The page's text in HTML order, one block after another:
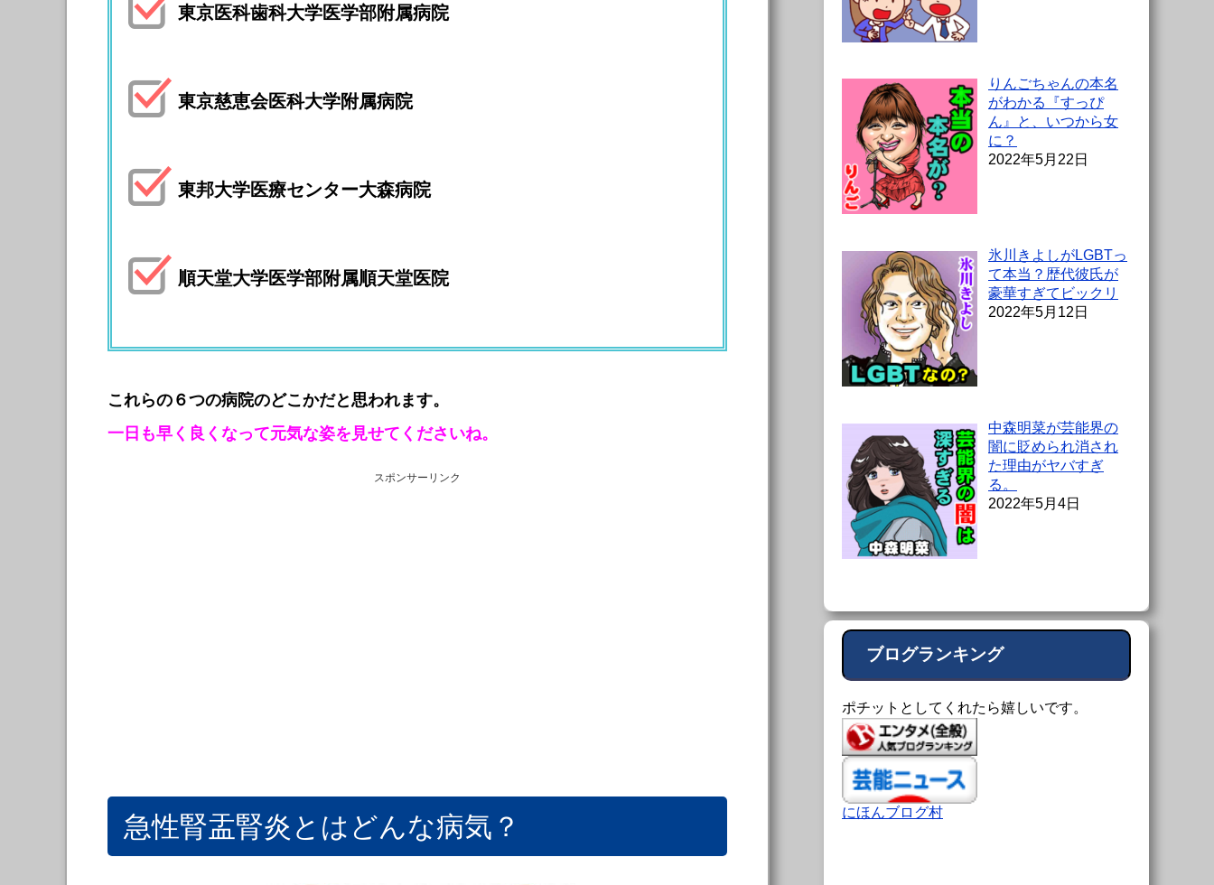
東京医科歯科大学医学部附属病院
東京慈恵会医科大学附属病院
東邦大学医療センター大森病院
順天堂大学医学部附属順天堂医院
これらの６つの病院のどこかだと思われます。
一日も早く良くなって元気な姿を見せてくださいね。
スポンサーリンク
急性腎盂腎炎とはどんな病気？
りんごちゃんの本名
がわかる『すっぴ
ん』と、いつから女
に？
2022年5月22日
氷川きよしがLGBTっ
て本当？歴代彼氏が
豪華すぎてビックリ
2022年5月12日
中森明菜が芸能界の
闇に貶められ消され
た理由がヤバすぎ
る。
2022年5月4日
ブログランキング
ポチットとしてくれたら嬉しいです。
にほんブログ村